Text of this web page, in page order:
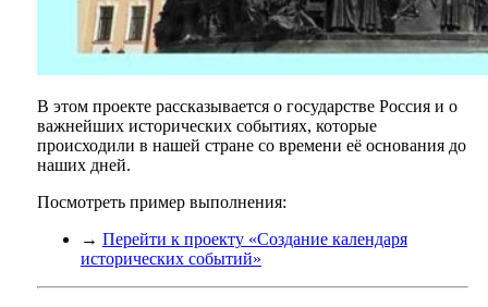
В этом проекте рассказывается о государстве Россия и о
важнейших исторических событиях, которые
происходили в нашей стране со времени её основания до
наших дней.
Посмотреть пример выполнения:
→ Перейти к проекту «Создание календаря
исторических событий»